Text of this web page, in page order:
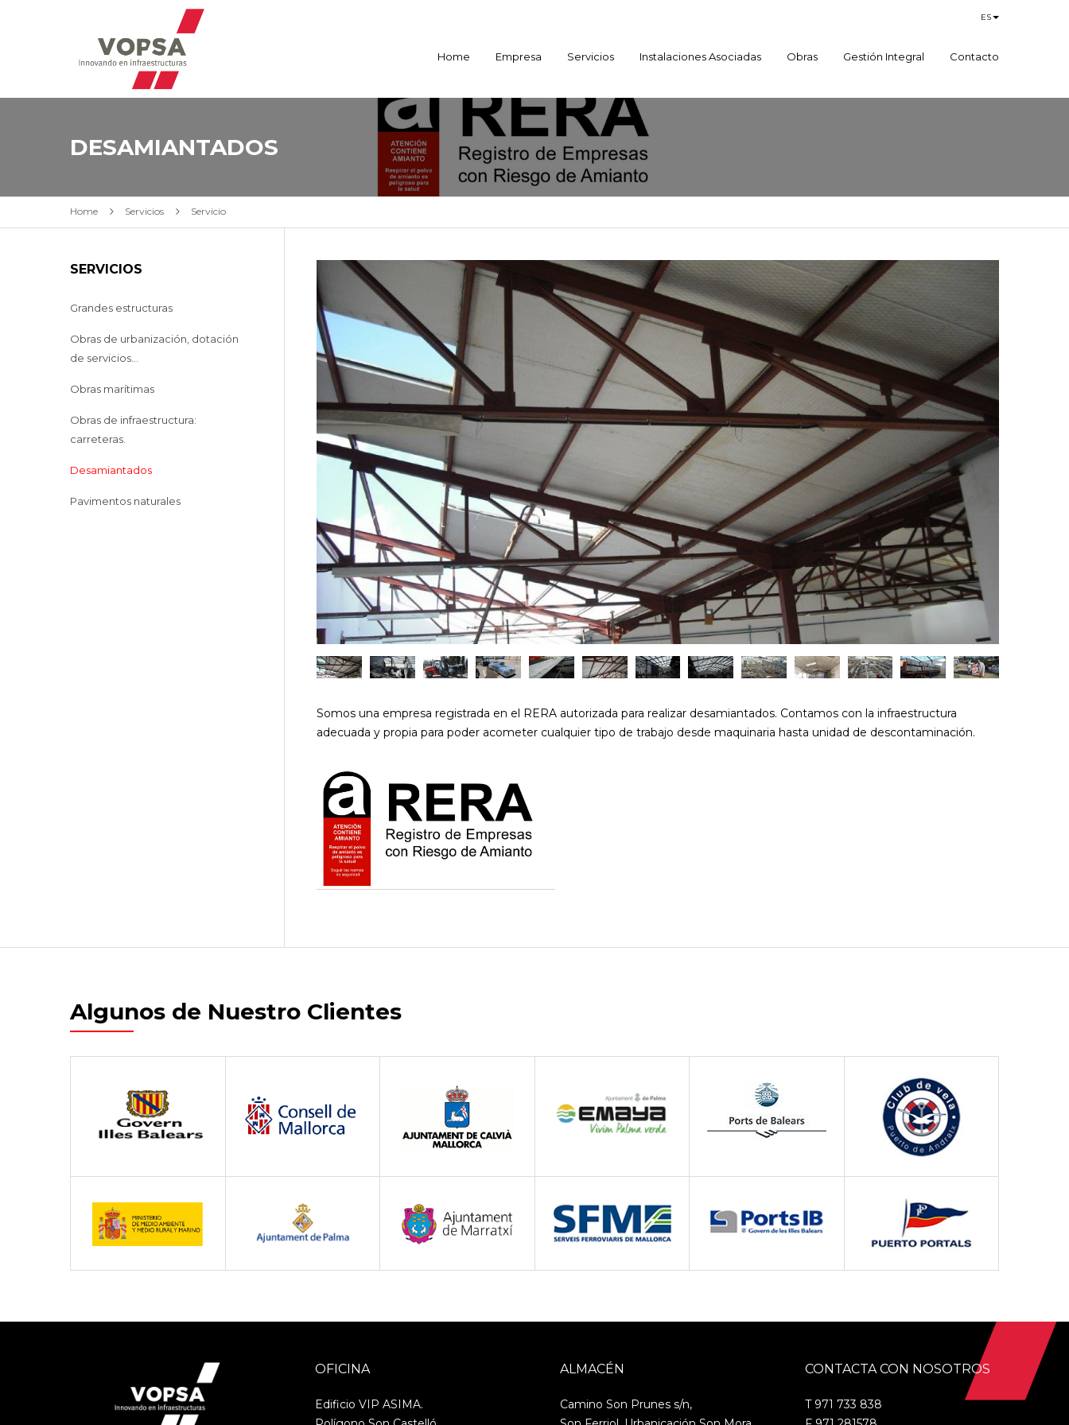
Home Empresa Servicios Instalaciones Asociadas Obras Gestión Integral Contacto
ES
DESAMIANTADOS
Home Servicios Servicio
Somos una empresa registrada en el RERA autorizada para realizar desamiantados. Contamos con la infraestructura
adecuada y propia para poder acometer cualquier tipo de trabajo desde maquinaria hasta unidad de descontaminación.
SERVICIOS
Grandes estructuras
Obras de urbanización, dotación
de servicios...
Obras marítimas
Obras de infraestructura:
carreteras.
Desamiantados
Pavimentos naturales
Algunos de Nuestro Clientes
OFICINA
Edificio VIP ASIMA.
ALMACÉN
Camino Son Prunes s/n,
CONTACTA CON NOSOTROS
T 971 733 838